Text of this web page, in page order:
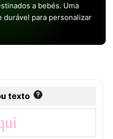
a bebés. Uma
durável para personalizar
texto